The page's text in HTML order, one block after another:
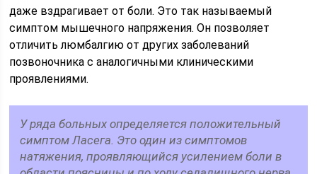
даже вздрагивает от боли. Это так называемый
симптом мышечного напряжения. Он позволяет
отличить люмбалгию от других заболеваний
позвоночника с аналогичными клиническими
проявлениями.
У ряда больных определяется положительный
симптом Ласега. Это один из симптомов
натяжения, проявляющийся усилением боли в